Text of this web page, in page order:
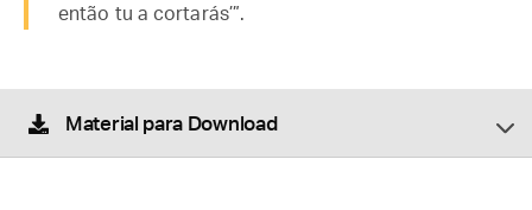
então tu a cortarás’”.
Material para Download